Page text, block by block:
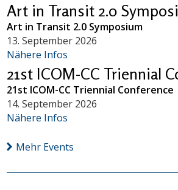
Art in Transit 2.0
Art in Transit 2.0 Symposium
13. September 2026
Nähere Infos
21st ICOM-CC Triennial
21st ICOM-CC Triennial Conference
14. September 2026
Nähere Infos
Mehr Events